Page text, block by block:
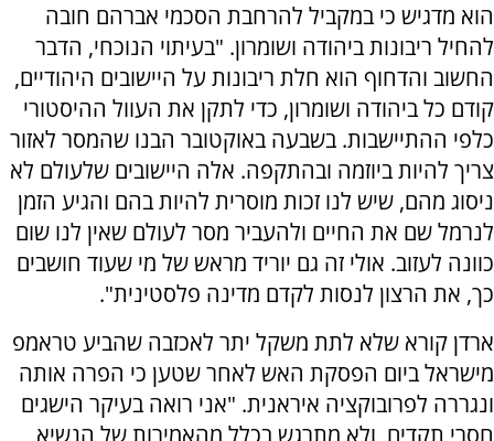
הוא מדגיש כי במקביל להרחבת הסכמי אברהם חובה
להחיל ריבונות ביהודה ושומרון. "בעיתוי הנוכחי, הדבר
החשוב והדחוף הוא חלת ריבונות על היישובים היהודיים,
קודם כל ביהודה ושומרון, כדי לתקן את העוול ההיסטורי
כלפי ההתיישבות. בשבעה באוקטובר הבנו שהמסר לאזור
צריך להיות ביוזמה ובהתקפה. אלה היישובים שלעולם לא
ניסוג מהם, שיש לנו זכות מוסרית להיות בהם והגיע הזמן
לנרמל שם את החיים ולהעביר מסר לעולם שאין לנו שום
כוונה לעזוב. אולי זה גם יוריד מראש של מי שעוד חושבים
כך, את הרצון לנסות לקדם מדינה פלסטינית".
ארדן קורא שלא לתת משקל יתר לאכזבה שהביע טראמפ
מישראל ביום הפסקת האש לאחר שטען כי הפרה אותה
ונגררה לפרובוקציה איראנית. "אני רואה בעיקר הישגים